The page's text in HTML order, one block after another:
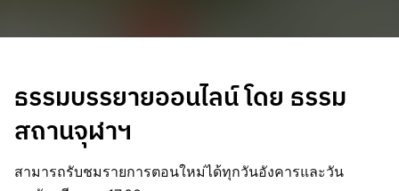
ธรรมบรรยายออนไลน์ โดย ธรรม
สถานจุฬาฯ
สามารถรับชมรายการตอนใหม่ได้ทุกวันอังคารและวัน